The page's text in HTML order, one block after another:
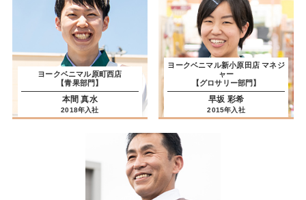
ヨークベニマル原町西店
【青果部門】
本間 真水
2018年入社
ヨークベニマル新小原田店 マネジ
ャー
【グロサリー部門】
早坂 彩希
2015年入社